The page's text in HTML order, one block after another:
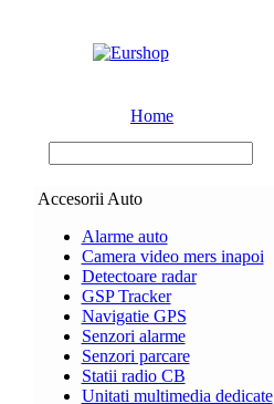
Home
Accesorii Auto
Alarme auto
Camera video mers inapoi
Detectoare radar
GSP Tracker
Navigatie GPS
Senzori alarme
Senzori parcare
Statii radio CB
Unitati multimedia dedicate